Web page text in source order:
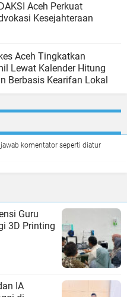
Aceh Perkuat
Kesejahteraan
Aceh Tingkatkan
Lewat Kalender Hitung
Berbasis Kearifan Lokal
komentator seperti diatur
Guru
3D Printing
IA